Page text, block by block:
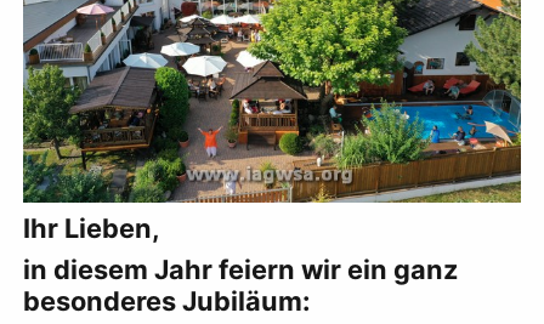
Ihr Lieben,
in diesem Jahr feiern wir ein ganz
besonderes Jubiläum: